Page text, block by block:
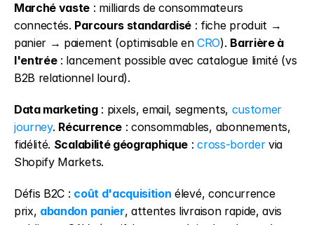
Marché vaste : milliards de consommateurs
connectés. Parcours standardisé : fiche produit →
panier → paiement (optimisable en CRO). Barrière à
l'entrée : lancement possible avec catalogue limité (vs
B2B relationnel lourd).
Data marketing : pixels, email, segments, customer
journey. Récurrence : consommables, abonnements,
fidélité. Scalabilité géographique : cross-border via
Shopify Markets.
Défis B2C : coût d'acquisition élevé, concurrence
prix, abandon panier, attentes livraison rapide, avis